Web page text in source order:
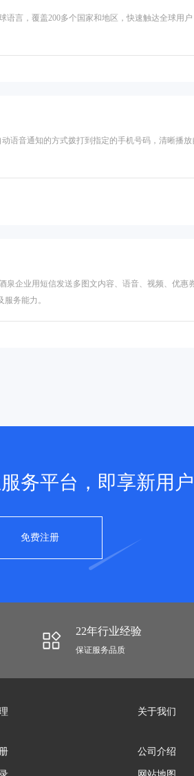
语言，覆盖200多个国家和地区，快速触达全球用
语音通知的方式拨打到指定的手机号码，清晰播放
泉企业用短信发送多图文内容、语音、视频、优惠
务能力。
务平台，即享新用
免费注册
22年行业经验
保证服务品质
关于我们
公司介绍